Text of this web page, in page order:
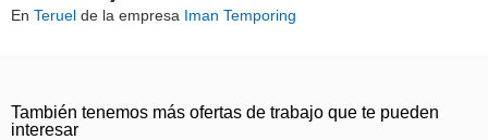
En Teruel de la empresa Iman Temporing
También tenemos más ofertas de trabajo que te pueden
interesar